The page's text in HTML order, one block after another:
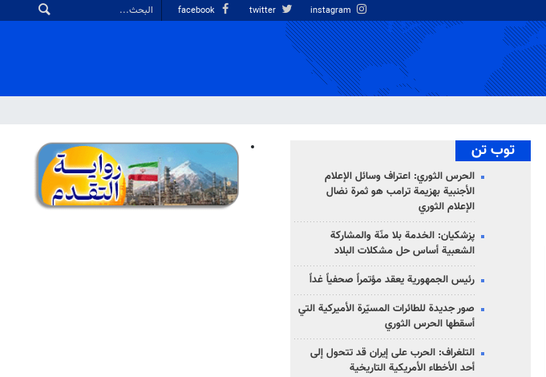
توب تن
الحرس الثوري: اعتراف وسائل الإعلام
الأجنبية بهزيمة ترامب هو ثمرة نضال
الإعلام الثوري
پزشکیان: الخدمة بلا منّة والمشاركة
الشعبية أساس حل مشكلات البلاد
رئيس الجمهورية يعقد مؤتمراً صحفياً غداً
صور جديدة للطائرات المسيّرة الأميركية التي
أسقطها الحرس الثوري
التلغراف: الحرب على إيران قد تتحول إلى
أحد الأخطاء الأمريكية التاريخية